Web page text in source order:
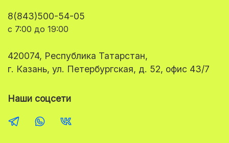
8(843)500-54-05
с 7:00 до 19:00
420074, Республика Татарстан,
г. Казань, ул. Петербургская, д. 52, офис 43/7
Наши соцсети